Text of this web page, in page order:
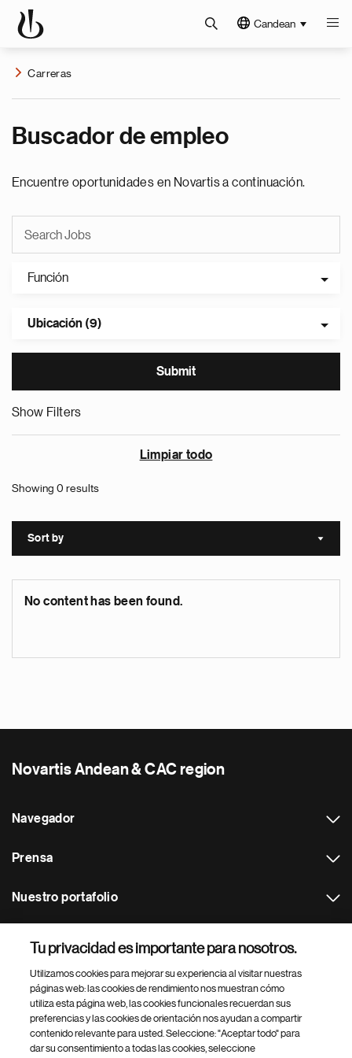
Candean
Carreras
Buscador de empleo
Encuentre oportunidades en Novartis a continuación.
Función
Ubicación (9)
Show Filters
Limpiar todo
Showing 0 results
Sort by Sort
No content has been found.
Novartis Andean & CAC region
Navegador
Prensa
Nuestro portafolio
Footer Site Search
Tu privacidad es importante para nosotros.
Utilizamos cookies para mejorar su experiencia al visitar nuestras
páginas web: las cookies de rendimiento nos muestran cómo
utiliza esta página web, las cookies funcionales recuerdan sus
preferencias y las cookies de orientación nos ayudan a compartir
contenido relevante para usted. Seleccione: "Aceptar todo" para
dar su consentimiento a todas las cookies, seleccione